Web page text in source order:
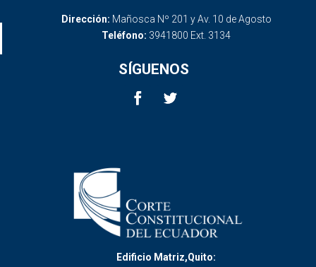
Dirección: Mañosca Nº 201 y Av. 10 de Agosto
Teléfono: 3941800 Ext. 3134
SÍGUENOS
Edificio Matriz,Quito: